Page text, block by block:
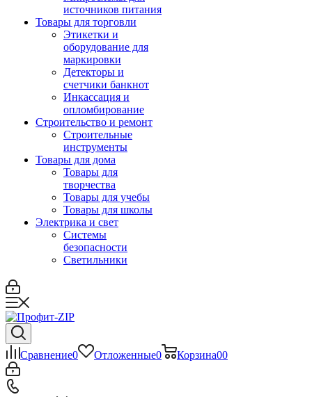
источников питания
Товары для торговли
Этикетки и
оборудование для
маркировки
Детекторы и
счетчики банкнот
Инкассация и
опломбирование
Строительство и ремонт
Строительные
инструменты
Товары для дома
Товары для
творчества
Товары для учебы
Товары для школы
Электрика и свет
Системы
безопасности
Светильники
Сравнение0 Отложенные0 Корзина00